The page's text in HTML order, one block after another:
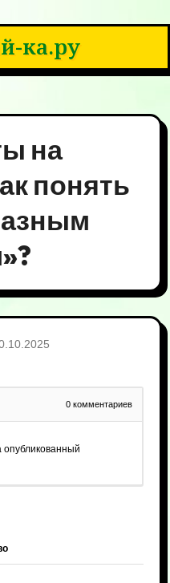
ка.ру
на
понять
0 комментариев
опубликованный